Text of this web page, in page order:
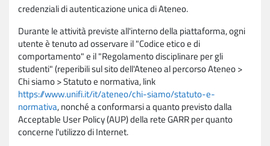
credenziali di autenticazione unica di Ateneo.
Durante le attività previste all'interno della piattaforma, ogni
utente è tenuto ad osservare il "Codice etico e di
comportamento" e il "Regolamento disciplinare per gli
studenti" (reperibili sul sito dell'Ateneo al percorso Ateneo >
Chi siamo > Statuto e normativa, link
https://www.unifi.it/it/ateneo/chi-siamo/statuto-e-
normativa, nonché a conformarsi a quanto previsto dalla
Acceptable User Policy (AUP) della rete GARR per quanto
concerne l'utilizzo di Internet.